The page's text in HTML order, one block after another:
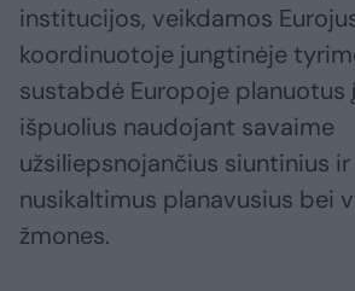
institucijos, veikdamos
koordinuotoje jungtinėje
sustabdė Europoje planuotus
išpuolius naudojant savaime
užsiliepsnojančius siuntinius
nusikaltimus planavusius bei
žmones.